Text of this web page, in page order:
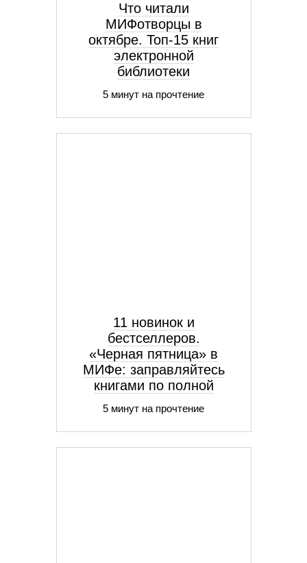
Что читали
МИФотворцы в
октябре. Топ-15 книг
электронной
библиотеки
5 минут на прочтение
11 новинок и
бестселлеров.
«Черная пятница» в
МИФе: заправляйтесь
книгами по полной
5 минут на прочтение